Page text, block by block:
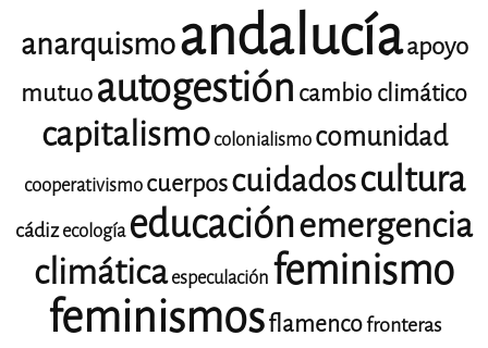
anarquismoandalucíaapoyo
mutuoautogestión cambio climático
capitalismocolonialismocomunidad
cooperativismocuerposcuidadoscultura
cádizecología educaciónemergencia
climáticaespeculación feminismo
feminismosflamencofronteras